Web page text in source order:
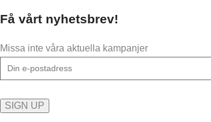
Få vårt nyhetsbrev!
Missa inte våra aktuella kampanjer